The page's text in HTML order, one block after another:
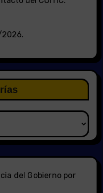
del Gobierno por